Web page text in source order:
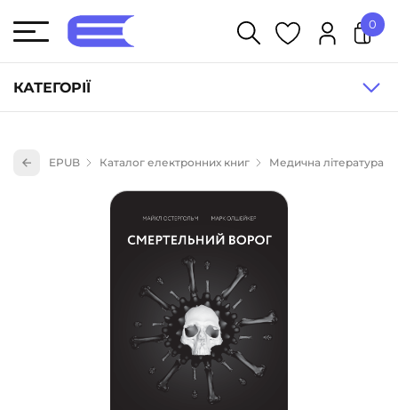
КАТЕГОРІЇ
Книги для дітей (836)
Книги для підлітків (240)
Науково-популярна література (1015)
Навчальна література та посібники (527)
Енциклопедії, довідники, словники (55)
Подарункові сертифікати (1)
0
EPUB Каталог електронних книг Медична література